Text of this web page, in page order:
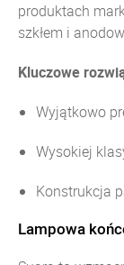
produktach
szkłem i
Kluczowe
Wyjątkowo
Wysokiej
Konstrukcja
Lampowa